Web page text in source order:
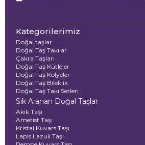
Kategorilerimiz
Doğal taşlar
Doğal Taş Takılar
Çakra Taşları
Doğal Taş Kütleler
Doğal Taş Kolyeler
Doğal Taş Bileklik
Doğal Taş Takı Setleri
Sık Aranan Doğal Taşlar
Akik Taşı
Ametist Taşı
Kristal Kuvars Taşı
Lapis Lazuli Taşı